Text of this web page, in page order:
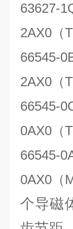
63627-
2AX0 （
66545-
2AX0 （
66545-
0AX0 （
66545-
0AX0 （
个导磁